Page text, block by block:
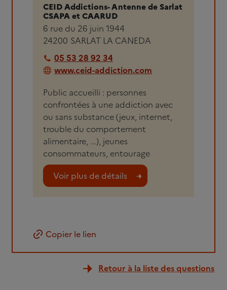
CEID Addictions- Antenne de Sarlat
CSAPA et CAARUD
6 rue du 26 juin 1944
24200 SARLAT LA CANEDA
05 53 28 92 34
www.ceid-addiction.com
Public accueilli : personnes
confrontées à une addiction avec
ou sans substance (jeux, internet,
trouble du comportement
alimentaire, ...), jeunes
consommateurs, entourage
Voir plus de détails
Copier le lien
Retour à la liste des questions